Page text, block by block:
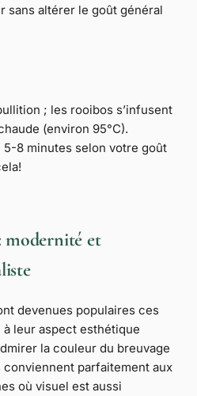
sans altérer le goût général
; les rooibos s’infusent
(environ 95°C).
8 minutes selon votre goût
modernité et
devenues populaires ces
leur aspect esthétique
la couleur du breuvage
conviennent parfaitement aux
où visuel est aussi